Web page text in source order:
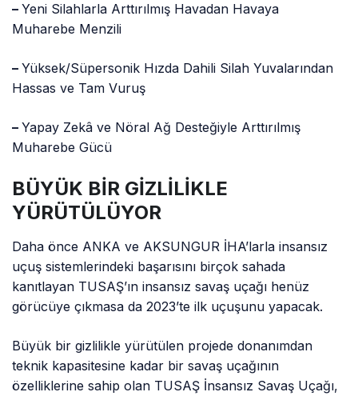
–Yeni Silahlarla Arttırılmış Havadan Havaya
Muharebe Menzili
–Yüksek/Süpersonik Hızda Dahili Silah Yuvalarından
Hassas ve Tam Vuruş
–Yapay Zekâ ve Nöral Ağ Desteğiyle Arttırılmış
Muharebe Gücü
BÜYÜK BİR GİZLİLİKLE
YÜRÜTÜLÜYOR
Daha önce ANKA ve AKSUNGUR İHA’larla insansız
uçuş sistemlerindeki başarısını birçok sahada
kanıtlayan TUSAŞ’ın insansız savaş uçağı henüz
görücüye çıkmasa da 2023’te ilk uçuşunu yapacak.
Büyük bir gizlilikle yürütülen projede donanımdan
teknik kapasitesine kadar bir savaş uçağının
özelliklerine sahip olan TUSAŞ İnsansız Savaş Uçağı,